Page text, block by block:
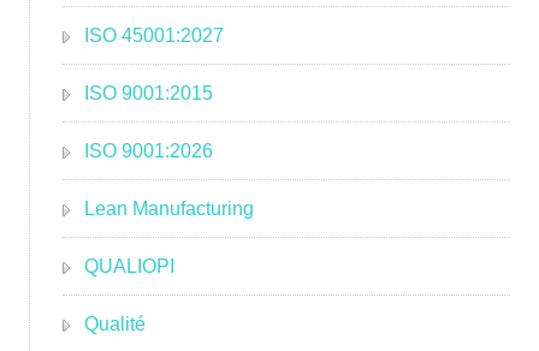
ISO 45001:2027
ISO 9001:2015
ISO 9001:2026
Lean Manufacturing
QUALIOPI
Qualité